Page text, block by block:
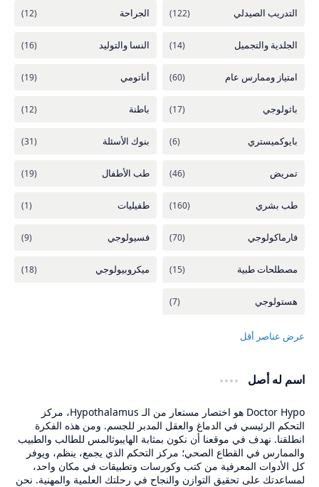
اسم له أصل
Doctor Hypo هو اختصار مستعار من الـ Hypothalamus، مركز
التحكم الرئيسي في الدماغ والعقل المدبر للجسم. ومن هذه الفكرة
انطلقنا. نهدف في موقعنا أن نكون بمثابة الهايبوثالمس للطالب والطبيب
والممارس في القطاع الصحي؛ مركز التحكم الذي يجمع، ينظم، ويوفر
كل الأدوات المعرفية من كتب وكورسات وتطبيقات في مكان واحد،
لمساعدتك على تحقيق التوازن والنجاح في رحلتك العلمية والمهنية. نحن